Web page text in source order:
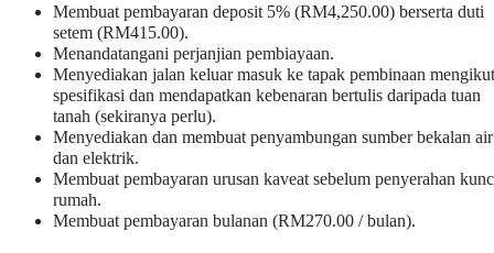
Membuat pembayaran deposit 5% (RM4,250.00) berserta duti
setem (RM415.00).
Menandatangani perjanjian pembiayaan.
Menyediakan jalan keluar masuk ke tapak pembinaan mengikut
spesifikasi dan mendapatkan kebenaran bertulis daripada tuan
tanah (sekiranya perlu).
Menyediakan dan membuat penyambungan sumber bekalan air
dan elektrik.
Membuat pembayaran urusan kaveat sebelum penyerahan
rumah.
Membuat pembayaran bulanan (RM270.00 / bulan).